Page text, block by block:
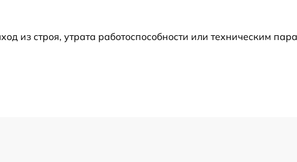
из строя, утрата работоспособности или техническим